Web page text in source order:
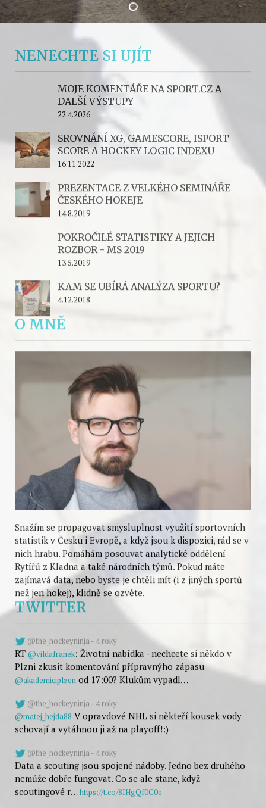
SROVNÁNÍ XG,
GAMESCORE, ISPORT
SCORE A HOCKEY LOGIC
INDEXU
16.11.2022 — by
NENECHTE SI UJÍT
MOJE KOMENTÁŘE NA SPORT.CZ A
DALŠÍ VÝSTUPY
SROVNÁNÍ XG, GAMESCORE, ISPORT
SCORE A HOCKEY LOGIC INDEXU
PREZENTACE Z VELKÉHO SEMINÁŘE
ČESKÉHO HOKEJE
14.8.2019
POKROČILÉ STATISTIKY A JEJICH
ROZBOR - MS 2019
13.5.2019
KAM SE UBÍRÁ ANALÝZA SPORTU?
4.12.2018
Snažím se propagovat smysluplnost využití sportovních
statistik v Česku i Evropě, a když jsou k dispozici, rád se v
nich hrabu. Pomáhám posouvat analytické oddělení
Rytířů z Kladna a také národních týmů. Pokud máte
zajímavá data, nebo byste je chtěli mít (i z jiných sportů
než jen hokej), klidně se ozvěte.
TWITTER